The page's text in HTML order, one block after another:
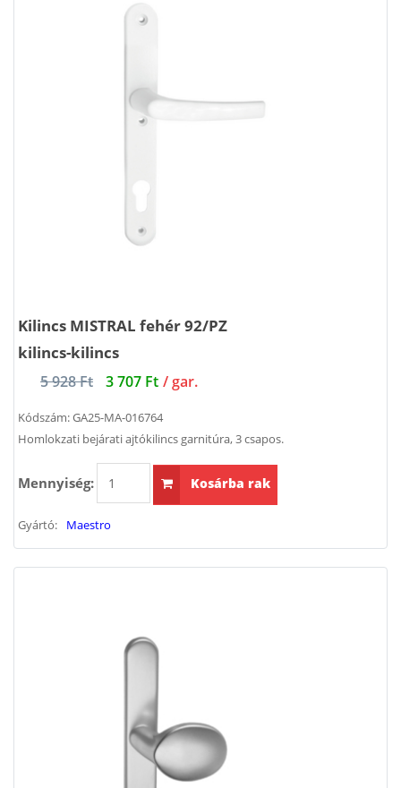
Kilincs MISTRAL fehér 92/PZ
kilincs-kilincs
5 928 Ft 3 707 Ft / gar.
Kódszám:GA25-MA-016764
Homlokzati bejárati ajtókilincs garnitúra, 3 csapos.
Mennyiség: Kosárba rak
Gyártó: Maestro